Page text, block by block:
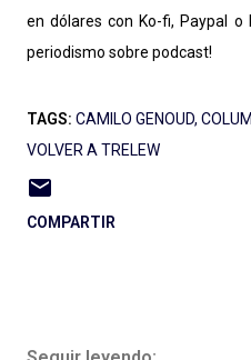
en dólares con Ko-fi, Paypal o
periodismo sobre podcast!
TAGS: CAMILO GENOUD
VOLVER A TRELEW
COMPARTIR